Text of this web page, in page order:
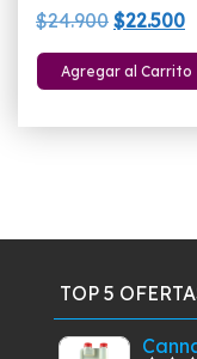
$24.900 El
precio
original
$22.500El
Agregar al Carrito
TOP 5